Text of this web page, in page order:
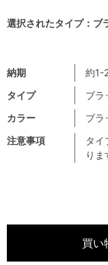
注意事項
タイ
りま
納期
約1-
タイプ
ブラ
カラー
ブラ
選択されたタイプ：ブ